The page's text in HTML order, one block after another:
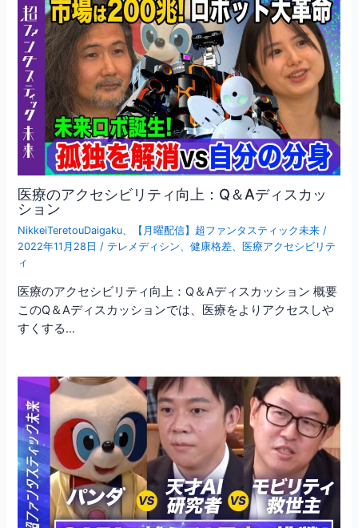
医療のアクセシビリティ向上：Q＆Aディスカッ
ション
NikkeiTeretouDaigaku、 【月曜配信】超ファンタスティック未来 /
2022年11月28日 / テレメディシン、健康格差、 医療アクセシビリテ
ィ
医療のアクセシビリティ向上：Q＆Aディスカッション 概要
このQ＆Aディスカッションでは、医療をよりアクセスしや
すくする…